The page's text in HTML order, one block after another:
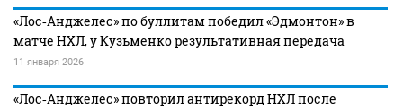
«Лос‑Анджелес» по буллитам победил «Эдмонтон» в
матче НХЛ, у Кузьменко результативная передача
11 января 2026
«Лос‑Анджелес» повторил антирекорд НХЛ после